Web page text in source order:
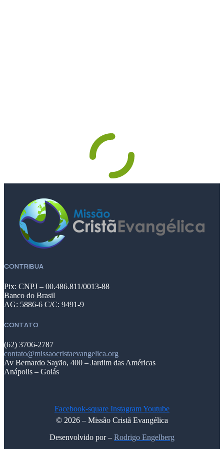
CONTRIBUA
Pix: CNPJ – 00.486.811/0013-88
Banco do Brasil
AG: 5886-6 C/C: 9491-9
CONTATO
(62) 3706-2787
contato@missaocristaevangelica.org
Av Bernardo Sayão, 400 – Jardim das Américas
Anápolis – Goiás
Facebook-square InstagramYoutube
© 2026 – Missão Cristã Evangélica
Desenvolvido por – Rodrigo Engelberg